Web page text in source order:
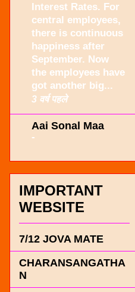
Interest Rates. For
central employees,
there is continuous
happiness after
September. Now
the employees have
got another big...
3 वर्ष पहले
Aai Sonal Maa
-
IMPORTANT
WEBSITE
7/12 JOVA MATE
CHARANSANGATHA
N